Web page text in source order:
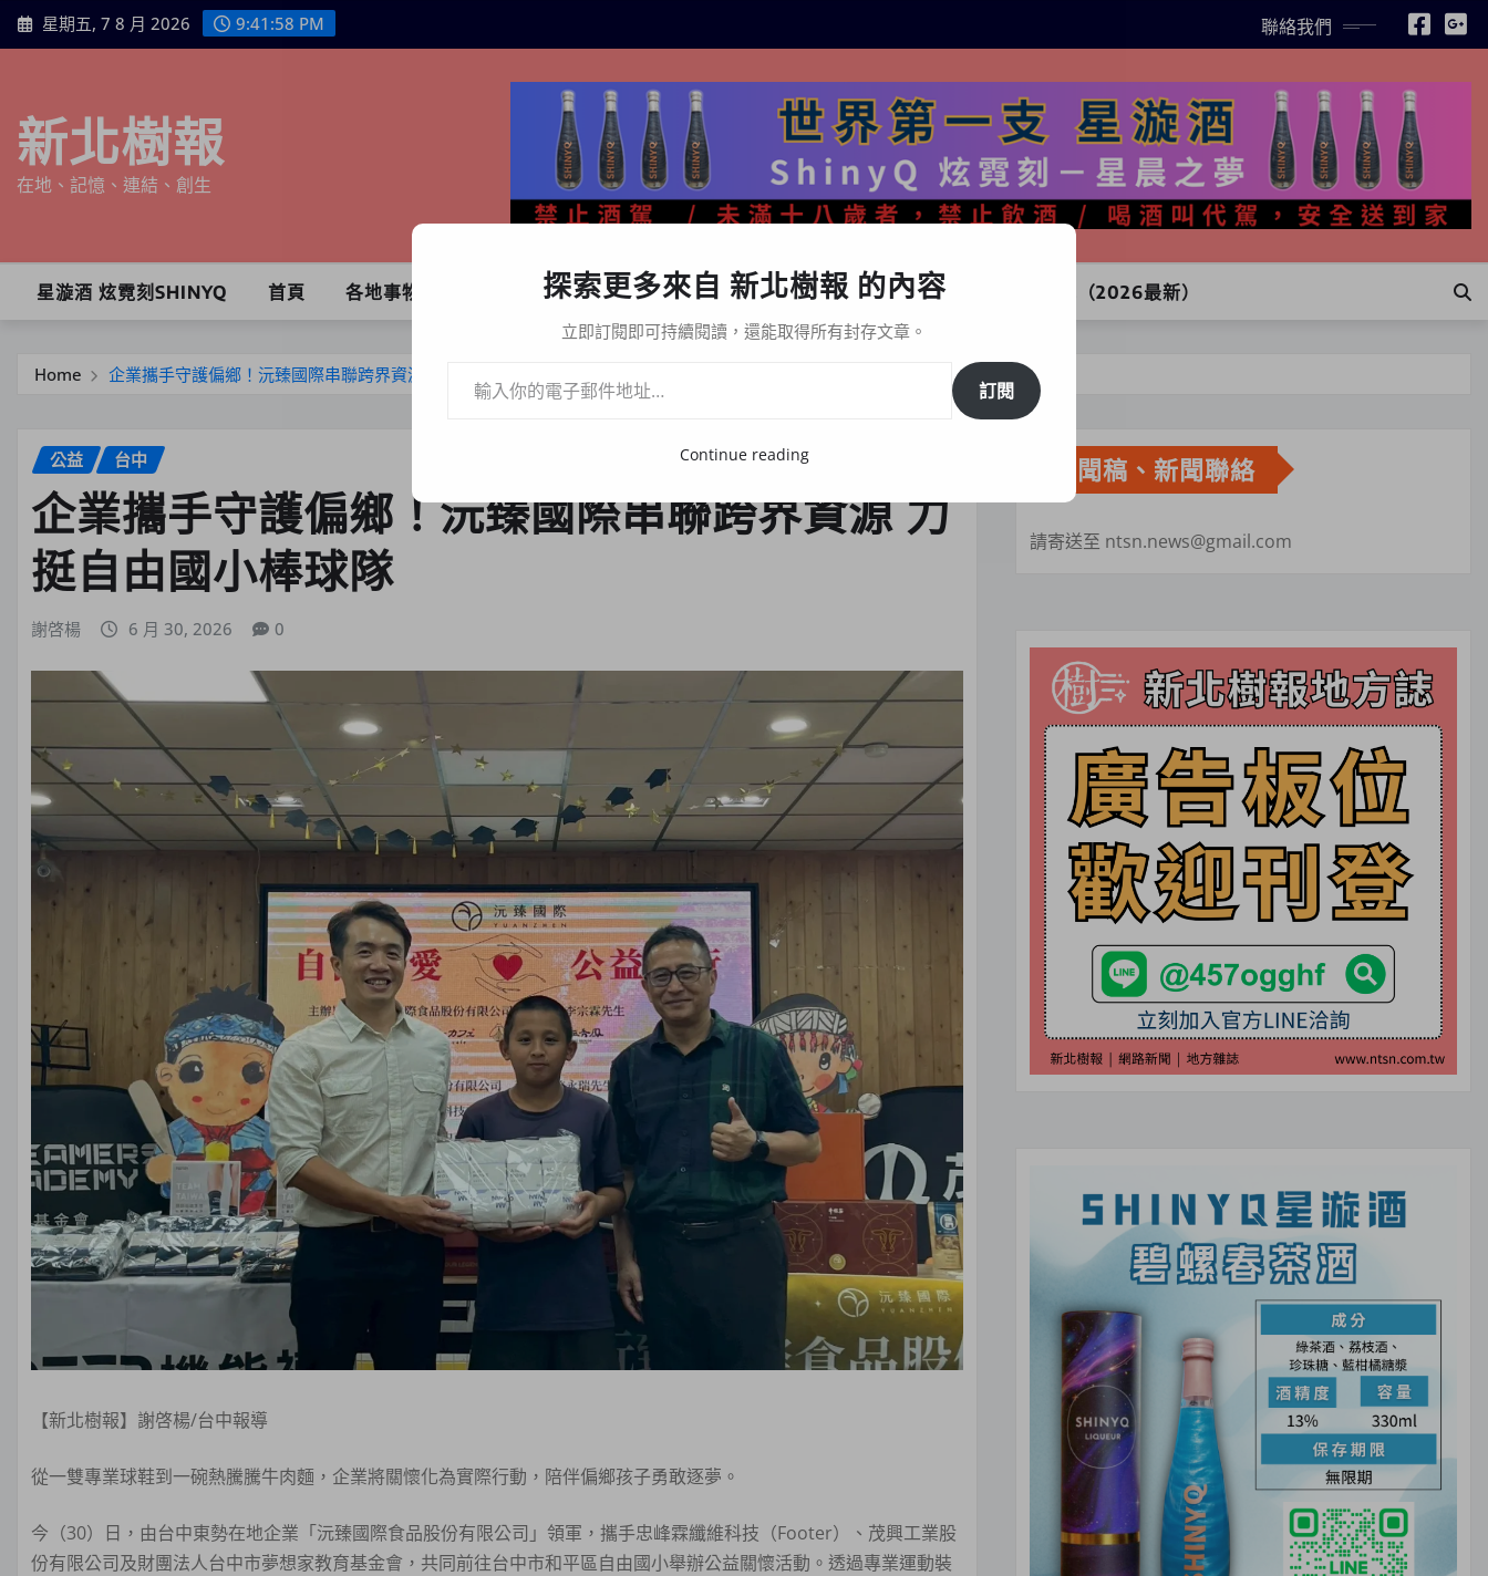
Skip
to
星期五, 7 8 月 2026 9:42:00 PM 聯絡我們
新北樹報
在地、記憶、連結、創生
星漩酒 炫霓刻SHINYQ 首頁 各地事物 生活百態 關於樹報 星漩酒哪裡買｜官方購買通路與LINE訂購（2026最新）
Home 企業攜手守護偏鄉！沅臻國際串聯跨界資源 力挺自由國小棒球隊
公益 台中
企業攜手守護偏鄉！沅臻國際串聯跨界資源 力
挺自由國小棒球隊
謝啓楊 6 月 30, 2026 0
【新北樹報】謝啓楊/台中報導
從一雙專業球鞋到一碗熱騰騰牛肉麵，企業將關懷化為實際行動，陪伴偏鄉孩子勇敢逐夢。
今（30）日，由台中東勢在地企業「沅臻國際食品股份有限公司」領軍，攜手忠峰霖纖維科技（Footer）、茂興工業股
份有限公司及財團法人台中市夢想家教育基金會，共同前往台中市和平區自由國小舉辦公益關懷活動。透過專業運動裝
新聞稿、新聞聯絡
請寄送至 ntsn.news@gmail.com
探索更多來自 新北樹報 的內容
立即訂閱即可持續閱讀，還能取得所有封存文章。
訂閱
Continue reading